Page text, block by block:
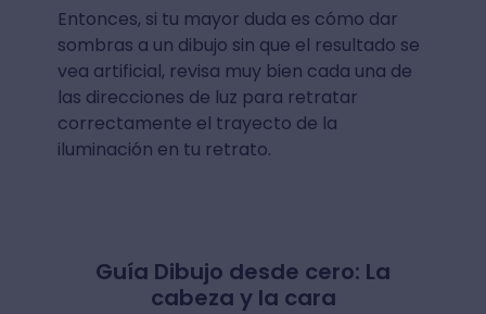
Entonces, si tu mayor duda es cómo dar
sombras a un dibujo sin que el resultado se
vea artificial, revisa muy bien cada una de
las direcciones de luz para retratar
correctamente el trayecto de la
iluminación en tu retrato.
Guía Dibujo desde cero: La
cabeza y la cara